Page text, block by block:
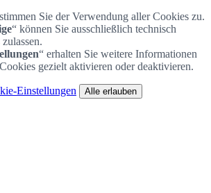
Sie der Verwendung aller Cookies zu.
“ können Sie ausschließlich technisch
“ erhalten Sie weitere Informationen
gezielt aktivieren oder deaktivieren.
Einstellungen Alle erlauben